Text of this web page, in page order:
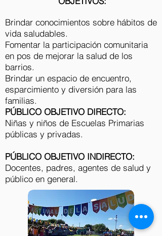
Brindar conocimientos sobre hábitos de
vida saludables.
Fomentar la participación comunitaria
en pos de mejorar la salud de los
barrios.
Brindar un espacio de encuentro,
esparcimiento y diversión para las
familias.
PÚBLICO OBJETIVO DIRECTO:
Niñas y niños de Escuelas Primarias
públicas y privadas.
PÚBLICO OBJETIVO INDIRECTO:
Docentes, padres, agentes de salud y
público en general.